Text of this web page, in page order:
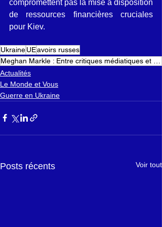
compromettent pas la mise à disposition
de ressources financières cruciales
pour Kiev.
UkraineUEavoirs russes
Actualités
Le Monde et Vous
Guerre en Ukraine
Posts récents Voir tout